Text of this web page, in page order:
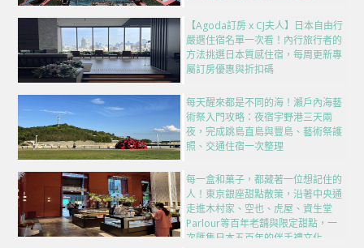
【Agoda訂房 x CJ夫人】日本自由行
嚴選住宿名單一次看！內行旅行者的
方法挑選日本質感住宿，每周更新專
屬訂房優惠與折扣碼
每天醒來都是不同的海！瀨戶內海藝
術祭入門攻略：夜宿宇野港三天兩
夜，完成跳島直島與豐島、藝術祭護
照、交通住宿一次整理
每一盒和菓子，都藏著一位想記住的
人！東京銀座甜點散策，沿著中央通
走進木村家、空也、虎屋、資生堂
Parlour等百年老舖與限定甜點，一
次匯集日本五百年的伴手禮文化